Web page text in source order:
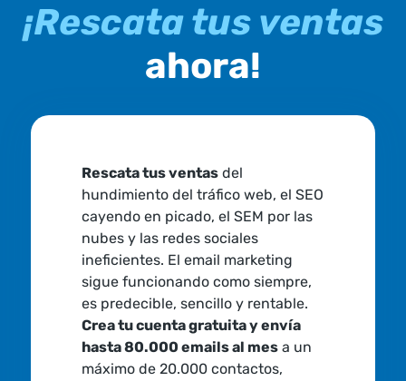
¡Rescata tus ventas
ahora!
Rescata tus ventasdel
hundimiento del tráfico web, el SEO
cayendo en picado, el SEM por las
nubes y las redes sociales
ineficientes. El email marketing
sigue funcionando como siempre,
es predecible, sencillo y rentable.
Crea tu cuenta gratuita y envía
hasta 80.000 emails al mesa un
máximo de 20.000 contactos,